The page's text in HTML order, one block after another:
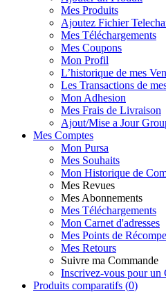
Mes Produits
Ajoutez Fichier
Mes Téléchargements
Mes Coupons
Mon Profil
L’historique de mes
Les Transactions de
Mon Adhesion
Mes Frais de Livraison
Ajout/Mise a Jour
Mes Comptes
Mon Pursa
Mes Souhaits
Mon Historique de
Mes Revues
Mes Abonnements
Mes Téléchargements
Mon Carnet d'adresses
Mes Points de
Mes Retours
Suivre ma Commande
Inscrivez-vous pour un
Produits comparatifs (0)